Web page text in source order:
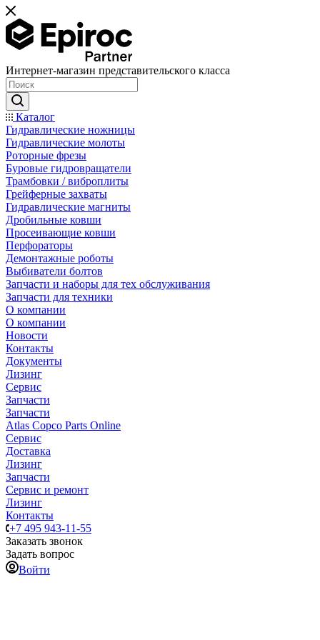
Интернет-магазин представительского класса
Каталог
Гидравлические ножницы
Гидравлические молоты
Роторные фрезы
Буровые гидровращатели
Трамбовки / виброплиты
Грейферные захваты
Гидравлические магниты
Дробильные ковши
Просеивающие ковши
Перфораторы
Демонтажные роботы
Выбиватели болтов
Запчасти и наборы для тех обслуживания
Запчасти для техники
О компании
О компании
Новости
Контакты
Документы
Лизинг
Сервис
Запчасти
Запчасти
Atlas Copco Parts Online
Сервис
Доставка
Лизинг
Запчасти
Сервис и ремонт
Лизинг
Контакты
+7 495 943-11-55
Заказать звонок
Задать вопрос
Войти